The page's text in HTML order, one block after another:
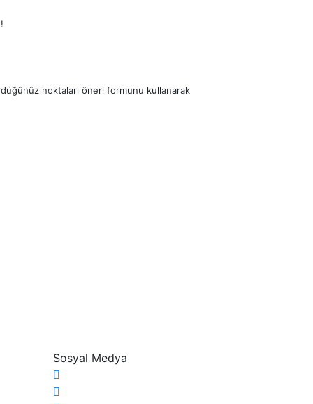
noktaları öneri formunu kullanarak
Sosyal Medya